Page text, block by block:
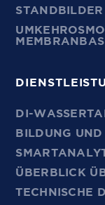
DI-
BILDUNG
ÜBERBLICK
TECHNISCHE